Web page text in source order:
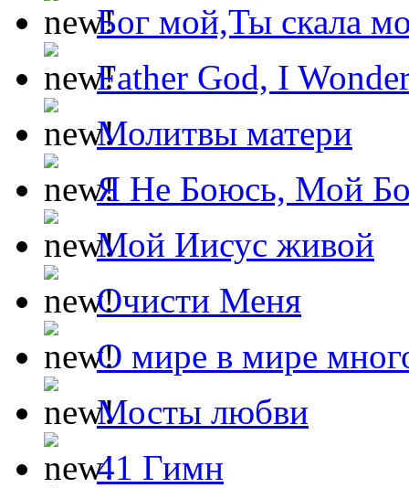
Бог мой,Ты скала
Father God, I
Молитвы матери
Я Не Боюсь, Мой
Мой Иисус живой
Очисти Меня
О мире в мире
Мосты любви
41 Гимн